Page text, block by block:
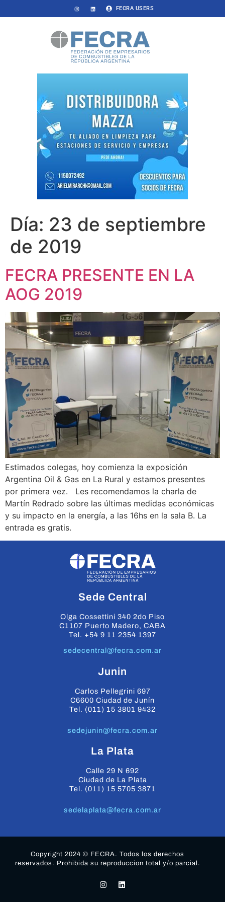
FECRA USERS
Día: 23 de septiembre
de 2019
FECRA PRESENTE EN LA
AOG 2019
Estimados colegas, hoy comienza la exposición
Argentina Oil & Gas en La Rural y estamos presentes
por primera vez. Les recomendamos la charla de
Martín Redrado sobre las últimas medidas económicas
y su impacto en la energía, a las 16hs en la sala B. La
entrada es gratis.
Sede Central
Olga Cossettini 340 2do Piso
C1107 Puerto Madero, CABA
Tel. +54 9 11 2354 1397
sedecentral@fecra.com.ar
Junin
Carlos Pellegrini 697
C6600 Ciudad de Junín
Tel. (011) 15 3801 9432
sedejunin@fecra.com.ar
La Plata
Calle 29 N 692
Ciudad de La Plata
Tel. (011) 15 5705 3871
sedelaplata@fecra.com.ar
Copyright 2024 © FECRA. Todos los derechos
reservados. Prohibida su reproduccion total y/o parcial.